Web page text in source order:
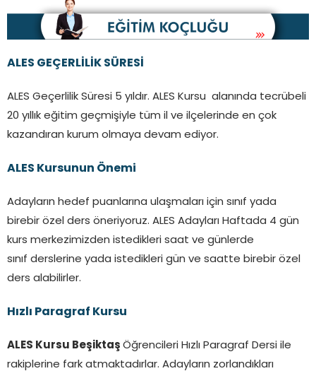
ALES GEÇERLİLİK SÜRESİ
ALES Geçerlilik Süresi 5 yıldır. ALES Kursu alanında tecrübeli
20 yıllık eğitim geçmişiyle tüm il ve ilçelerinde en çok
kazandıran kurum olmaya devam ediyor.
ALES Kursunun Önemi
Adayların hedef puanlarına ulaşmaları için sınıf yada
birebir özel ders öneriyoruz. ALES Adayları Haftada 4 gün
kurs merkezimizden istedikleri saat ve günlerde
sınıf derslerine yada istedikleri gün ve saatte birebir özel
ders alabilirler.
Hızlı Paragraf Kursu
ALES Kursu Beşiktaş Öğrencileri Hızlı Paragraf Dersi ile
rakiplerine fark atmaktadırlar. Adayların zorlandıkları